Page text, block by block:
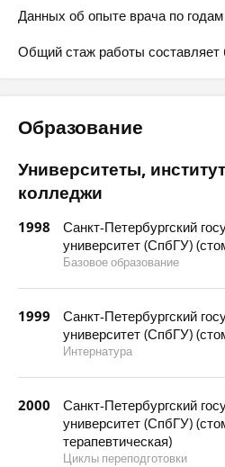
Данных об опыте врача по
Общий стаж работы составляет
Образование
Университеты,
колледжи
1998
Санкт-Петербургский
университет (СпбГУ)
Базовое образование
1999
Санкт-Петербургский
университет (СпбГУ)
Интернатура
2000
Санкт-Петербургский
университет (СпбГУ)
терапевтическая)
Циклы переподготовки